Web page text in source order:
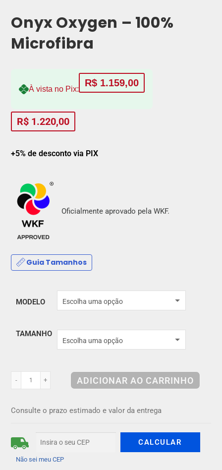
Onyx Oxygen – 100%
Microfibra
À vista no Pix:
R$ 1.159,00
R$ 1.220,00
+5% de desconto via PIX
Oficialmente aprovado pela WKF.
Guia Tamanhos
MODELO Escolha uma opção
TAMANHO
Escolha uma opção
- + ADICIONAR AO CARRINHO
Consulte o prazo estimado e valor da entrega
Não sei meu CEP